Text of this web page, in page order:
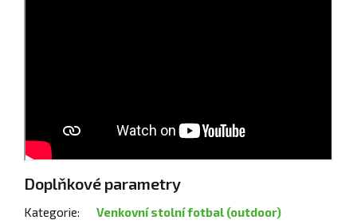
Doplňkové parametry
Kategorie:
Venkovní stolní fotbal (outdoor)